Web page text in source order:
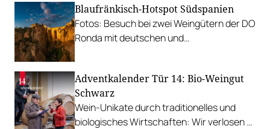
und Wein auf ihr Leben haben.
Blaufränkisch-Hotspot Südspanien
Fotos: Besuch bei zwei Weingütern der DO
Ronda mit deutschen und
Adventkalender Tür 14: Bio-Weingut
Schwarz
Wein-Unikate durch traditionelles und
biologisches Wirtschaften: Wir verlosen 3